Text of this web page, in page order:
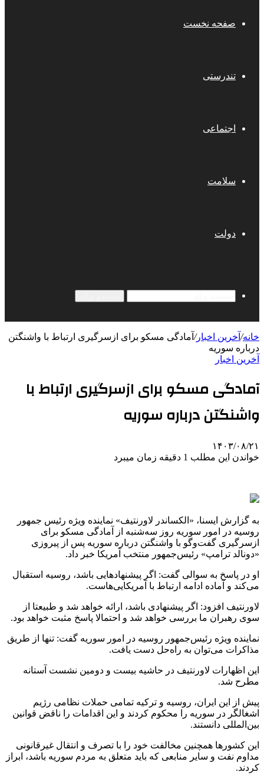
صفحه نخست
تندرستی
اجتماعی
سلامت
دولت
خانه/ آخرین اخبار/ آمادگی مسکو برای ازسرگیری ارتباط با واشنگتن
درباره سوریه
آخرین اخبار
آمادگی مسکو برای ازسرگیری ارتباط با
واشنگتن درباره سوریه
۱۴۰۳/۰۸/۲۱
خواندن این مطلب 1 دقیقه زمان میبرد
به گزارش ایسنا، «الکساندر لاورنتیف» نماینده ویژه رئیس جمهور
روسیه در امور سوریه روز سه‌شنبه از آمادگی مسکو برای
ازسرگیری گفت‌وگو با واشنگتن درباره سوریه پس از پیروزی
«دونالد ترامپ» رئیس‌جمهور منتخب آمریکا خبر داد.
او در پاسخ به سوالی گفت: اگر پیشنهادهایی باشد، روسیه استقبال
می‌کند و آماده ادامه ارتباط با آمریکایی‌هاست.
لاورنتیف افزود: اگر پیشنهادی باشد، ارائه خواهد شد و طبیعتا از
سوی رهبران ما بررسی خواهد شد و احتمالا پاسخ مثبت خواهد بود.
نماینده ویژه رئیس‌جمهور روسیه در امور سوریه گفت: تنها از طریق
مذاکرات می‌توان به راه‌حل دست یافت.
این اظهارات لاورنتیف در حاشیه بیست و دومین نشست آستانه
مطرح شد.
پیش از این ایران، روسیه و ترکیه تمامی حملات نظامی رژیم
اشغالگر در سوریه را محکوم کردند و این اقدامات را ناقض قوانین
بین‌المللی دانستند.
این کشورها همچنین مخالفت خود را با تصرف و انتقال غیرقانونی
مداوم نفت و سایر منابعی که باید متعلق به مردم سوریه باشد، ابراز
کردند.